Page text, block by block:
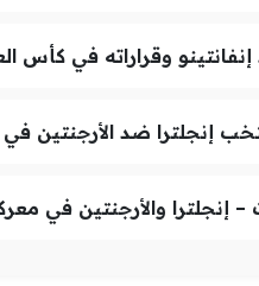
وقراراته في كأس
إنجلترا ضد الأرجنتين في
إنجلترا والأرجنتين في